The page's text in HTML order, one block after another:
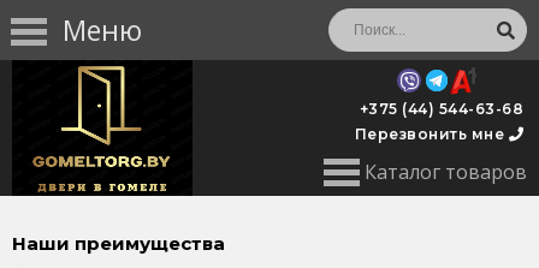
Меню
Каталог товаров
+375 (44) 544-63-68
Перезвонить мне
Наши преимущества